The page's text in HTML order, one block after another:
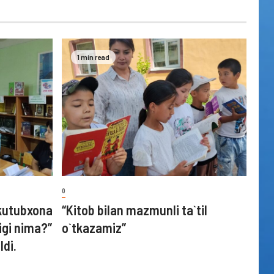
nima?”
1 min read
0
“Kitob bilan mazmunli ta`til
o`tkazamiz”